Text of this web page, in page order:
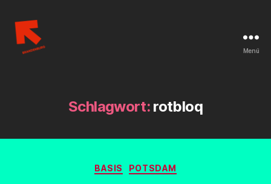
Menü
Schlagwort: rotbloq
Kategorien
BASIS POTSDAM